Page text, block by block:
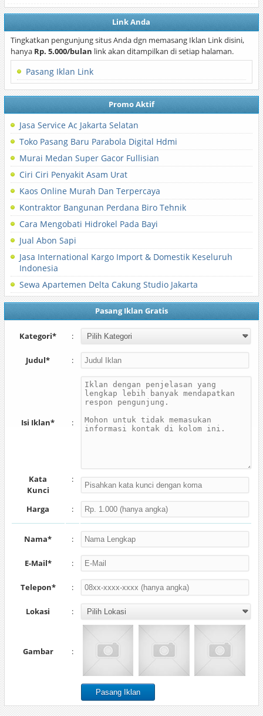
Link Anda
Tingkatkan pengunjung situs Anda dgn memasang Iklan Link disini,
hanya Rp. 5.000/bulan link akan ditampilkan di setiap halaman.
Pasang Iklan Link
Promo Aktif
Jasa Service Ac Jakarta Selatan
Toko Pasang Baru Parabola Digital Hdmi
Murai Medan Super Gacor Fullisian
Ciri Ciri Penyakit Asam Urat
Kaos Online Murah Dan Terpercaya
Kontraktor Bangunan Perdana Biro Tehnik
Cara Mengobati Hidrokel Pada Bayi
Jual Abon Sapi
Jasa International Kargo Import & Domestik Keseluruh
Indonesia
Sewa Apartemen Delta Cakung Studio Jakarta
Pasang Iklan Gratis
Kategori* :
Judul* :
Isi Iklan* :
Kata
Kunci
:
Harga :
Nama* :
E-Mail* :
Telepon* :
Lokasi :
Gambar :